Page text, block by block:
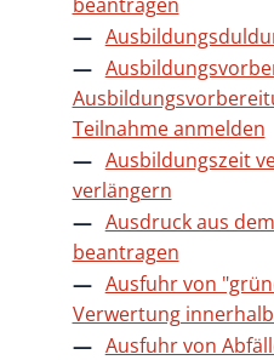
Teilnahme anmelden
Ausbildungszeit
verlängern
Ausdruck aus
beantragen
Ausfuhr von
Verwertung
Ausfuhr von